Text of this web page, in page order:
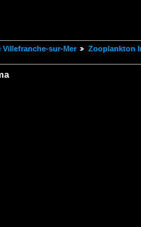
sur-Mer
Zooplankton